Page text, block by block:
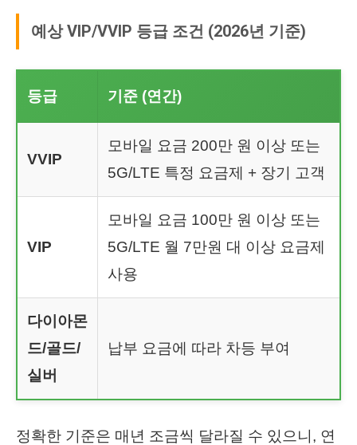
예상 VIP/VVIP 등급 조건 (2026년 기준)
등급 기준 (연간)
VVIP
모바일 요금 200만 원 이상 또는
5G/LTE 특정 요금제 + 장기 고객
VIP
모바일 요금 100만 원 이상 또는
5G/LTE 월 7만원 대 이상 요금제
사용
다이아몬
드/골드/
실버
납부 요금에 따라 차등 부여
정확한 기준은 매년 조금씩 달라질 수 있으니, 연